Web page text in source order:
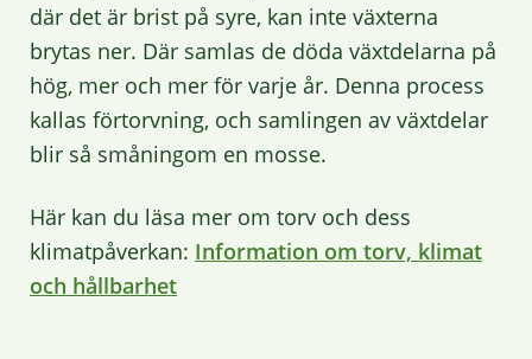
där det är brist på syre, kan inte växterna
brytas ner. Där samlas de döda växtdelarna på
hög, mer och mer för varje år. Denna process
kallas förtorvning, och samlingen av växtdelar
blir så småningom en mosse.
Här kan du läsa mer om torv och dess
klimatpåverkan: Information om torv, klimat
och hållbarhet